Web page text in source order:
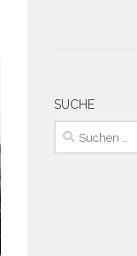
SUCHE
Suchen
nach: